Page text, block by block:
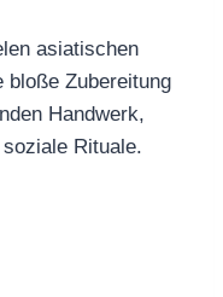
asiatischen
bloße Zubereitung
Handwerk,
Rituale.